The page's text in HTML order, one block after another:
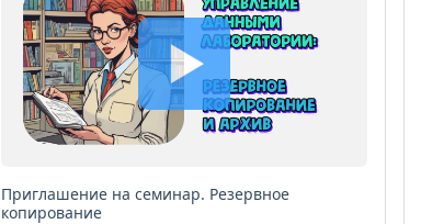
Приглашение на семинар. Резервное
копирование